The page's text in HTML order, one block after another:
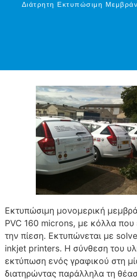
Διάτρητη Εκτυπώσιμη
Εκτυπώσιμη μονομερική
PVC 160 microns, με κόλλα που
την πίεση. Εκτυπώνεται με
inkjet printers. Η σύνθεση του
εκτύπωση ενός γραφικού στη
διατηρώντας παράλληλα τη